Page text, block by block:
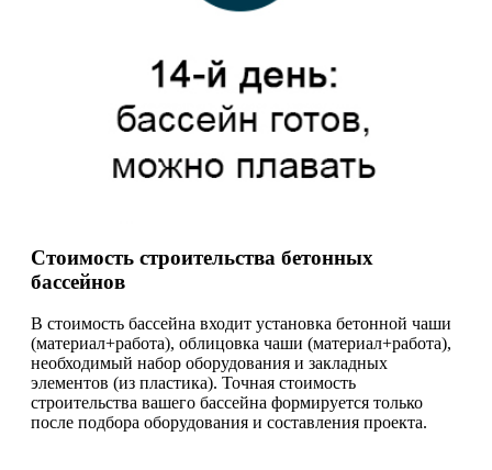
Стоимость строительства бетонных
бассейнов
В стоимость бассейна входит установка бетонной чаши
(материал+работа), облицовка чаши (материал+работа),
необходимый набор оборудования и закладных
элементов (из пластика). Точная стоимость
строительства вашего бассейна формируется только
после подбора оборудования и составления проекта.